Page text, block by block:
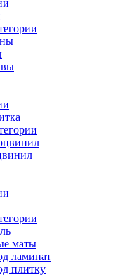
маты
ламинат
плитку